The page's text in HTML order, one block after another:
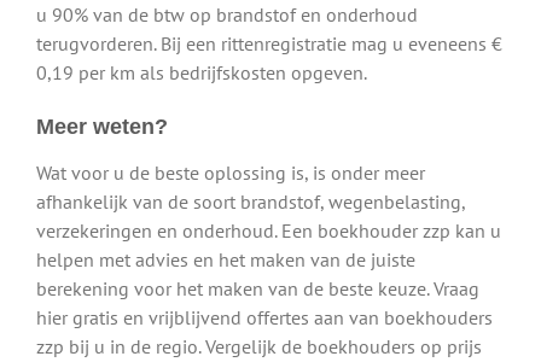
u 90% van de btw op brandstof en onderhoud
terugvorderen. Bij een rittenregistratie mag u eveneens €
0,19 per km als bedrijfskosten opgeven.
Meer weten?
Wat voor u de beste oplossing is, is onder meer
afhankelijk van de soort brandstof, wegenbelasting,
verzekeringen en onderhoud. Een boekhouder zzp kan u
helpen met advies en het maken van de juiste
berekening voor het maken van de beste keuze. Vraag
hier gratis en vrijblijvend offertes aan van boekhouders
zzp bij u in de regio. Vergelijk de boekhouders op prijs